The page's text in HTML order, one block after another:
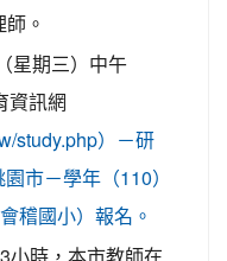
。
星期三）中午
資訊網
study.php）－研
市－學年（110）
稽國小）報名。